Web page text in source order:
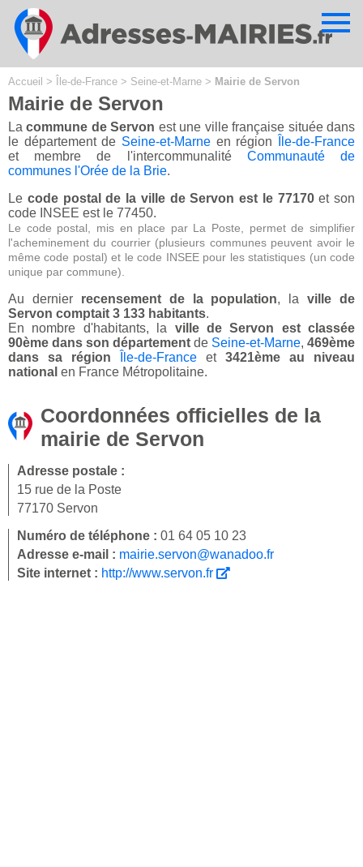
Accueil > Île-de-France > Seine-et-Marne > Mairie de Servon
Mairie de Servon
Lacommune de Servon est une ville française située dans
le département de Seine-et-Marne en région
Île-de-France
et membre de l'intercommunalité Communauté de
communes l'Orée de la Brie.
Le code postal de la ville de Servon est le 77170et son
code INSEE est le 77450.
Le code postal, mis en place par La Poste, permet de simplifier
l'acheminement du courrier (plusieurs communes peuvent avoir le
même code postal) et le code INSEE pour les statistiques (un code
unique par commune).
Au dernier recensement de la population, laville de
Servon comptait 3 133 habitants.
En nombre d'habitants, la ville de Servon est classée
90ème dans son département de Seine-et-Marne, 469ème
dans sa région
Île-de-France et 3421ème au niveau
national en France Métropolitaine.
Coordonnées officielles de la
mairie de Servon
Adresse postale :
15 rue de la Poste
77170 Servon
Numéro de téléphone : 01 64 05 10 23
Adresse e-mail : mairie.servon@wanadoo.fr
Site internet : http://www.servon.fr
Cookies management panel